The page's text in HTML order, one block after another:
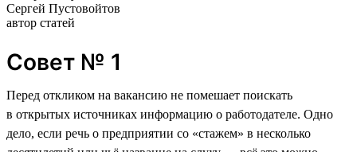
Сергей Пустовойтов
автор статей
Совет № 1
Перед откликом на вакансию не помешает поискать
в открытых источниках информацию о работодателе. Одно
дело, если речь о предприятии со «стажем» в несколько